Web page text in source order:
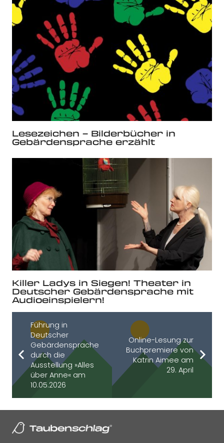
Lesezeichen – Bilderbücher in
Gebärdensprache erzählt
Killer Ladys in Siegen! Theater in
Deutscher Gebärdensprache mit
Audioeinspielern!
Führung in
Deutscher
Gebärdensprache
durch die
Ausstellung »Alles
über Anne« am
10.05.2026
Online-Lesung zur
Buchpremiere von
Katrin Aimee am
29. April